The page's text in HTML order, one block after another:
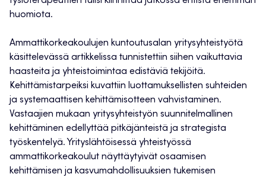
huomiota.
Ammattikorkeakoulujen kuntoutusalan yritysyhteistyötä
käsittelevässä artikkelissa tunnistettiin siihen vaikuttavia
haasteita ja yhteistoimintaa edistäviä tekijöitä.
Kehittämistarpeiksi kuvattiin luottamuksellisten suhteiden
ja systemaattisen kehittämisotteen vahvistaminen.
Vastaajien mukaan yritysyhteistyön suunnitelmallinen
kehittäminen edellyttää pitkäjänteistä ja strategista
työskentelyä. Yrityslähtöisessä yhteistyössä
ammattikorkeakoulut näyttäytyivät osaamisen
kehittämisen ja kasvumahdollisuuksien tukemisen